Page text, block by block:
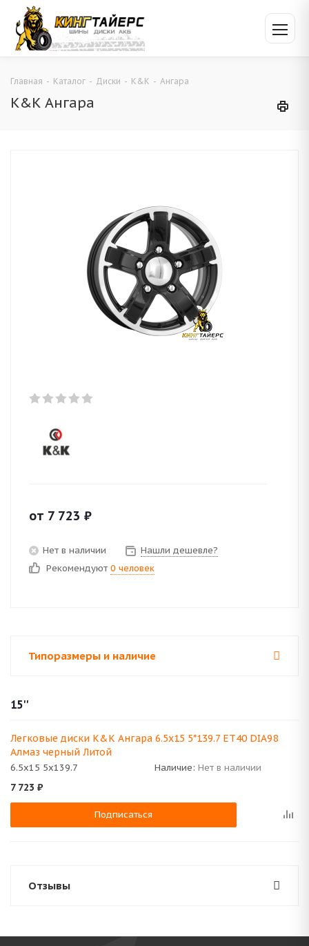
Главная - Каталог - Диски - K&K - Ангара
K&K Ангара
от 7 723 ₽
Нет в наличии
Нашли дешевле?
Рекомендуют 0 человек
Типоразмеры и наличие
15''
Легковые диски K&K Ангара 6.5x15 5*139.7 ET40 DIA98
Алмаз черный Литой
6.5x15 5x139.7 Наличие: Нет в наличии
7 723 ₽
Подписаться
Отзывы